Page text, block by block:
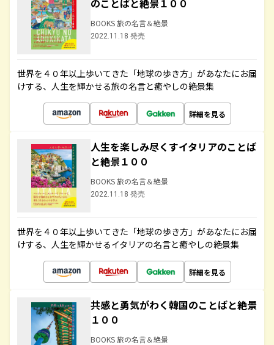
のことばと絶景１００
BOOKS 旅の名言＆絶景
2022.11.18 発売
世界を４０年以上歩いてきた「地球の歩き方」があなたにお届
けする、人生を輝かせる旅の名言と癒やしの絶景集
詳細を見る
人生を楽しみ尽くすイタリアのことば
と絶景１００
BOOKS 旅の名言＆絶景
2022.11.18 発売
世界を４０年以上歩いてきた「地球の歩き方」があなたにお届
けする、人生を輝かせるイタリアの名言と癒やしの絶景集
詳細を見る
共感と勇気がわく韓国のことばと絶景
１００
BOOKS 旅の名言＆絶景